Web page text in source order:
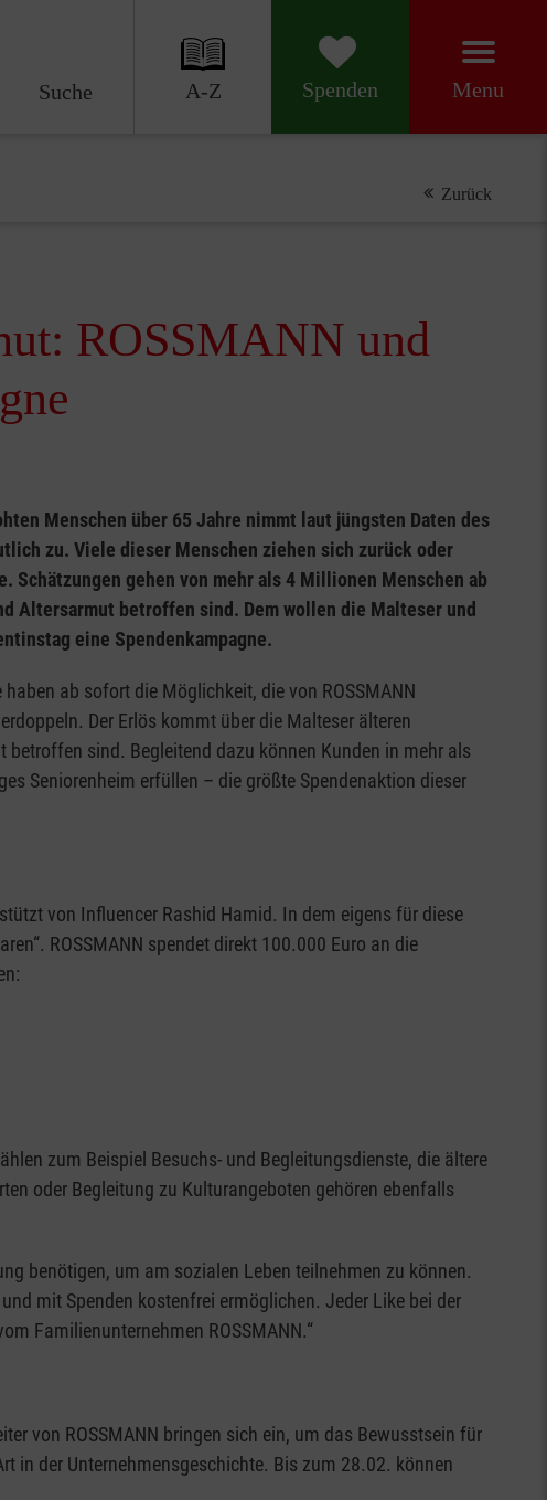
Suche A-Z Spenden Menu
Zurück
ROSSMANN und
Menschen über 65 Jahre nimmt laut jüngsten Daten des
zu. Viele dieser Menschen ziehen sich zurück oder
Schätzungen gehen von mehr als 4 Millionen Menschen ab
Altersarmut betroffen sind. Dem wollen die Malteser und
eine Spendenkampagne.
ab sofort die Möglichkeit, die von ROSSMANN
Der Erlös kommt über die Malteser älteren
sind. Begleitend dazu können Kunden in mehr als
Seniorenheim erfüllen – die größte Spendenaktion dieser
von Influencer Rashid Hamid. In dem eigens für diese
ROSSMANN spendet direkt 100.000 Euro an die
zum Beispiel Besuchs- und Begleitungsdienste, die ältere
oder Begleitung zu Kulturangeboten gehören ebenfalls
benötigen, um am sozialen Leben teilnehmen zu können.
mit Spenden kostenfrei ermöglichen. Jeder Like bei der
Familienunternehmen ROSSMANN.“
von ROSSMANN bringen sich ein, um das Bewusstsein für
in der Unternehmensgeschichte. Bis zum 28.02. können